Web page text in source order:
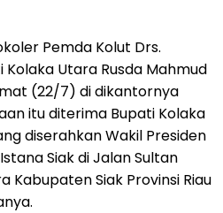
Pemda Kolut Drs.
Utara Rusda Mahmud
(22/7) di dikantornya
itu diterima Bupati Kolaka
diserahkan Wakil Presiden
Siak di Jalan Sultan
Kabupaten Siak Provinsi Riau